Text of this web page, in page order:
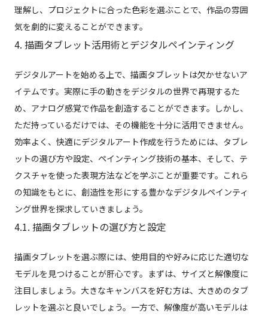
理解し、プロジェクトに合った色彩を選ぶことで、作品の雰囲
気を劇的に変えることができます。
4. 描画タブレット活用術とデジタルペインティング
デジタルアートを始める上で、描画タブレットは欠かせないア
イテムです。実際に手の動きをデジタルの世界で再現するた
め、アナログ感覚で作品を創造することができます。しかし、
ただ持っているだけでは、その機能を十分に活用できません。
効率よく、快適にデジタルアート作成を行うためには、タブレ
ットの選び方や設定、ペインティング技術の基本、そして、テ
クスチャを使った表現方法などを学ぶことが重要です。これら
の知識をもとに、創造性を形にする豊かなデジタルペインティ
ング世界を探求していきましょう。
4.1. 描画タブレットの選び方と設定
描画タブレットを選ぶ際には、使用目的や好みに応じた適切な
モデルを見つけることが肝心です。まずは、サイズと解像度に
注目しましょう。大きなキャンバスを好む方は、大きめのタブ
レットを選ぶと良いでしょう。一方で、解像度が高いモデルは